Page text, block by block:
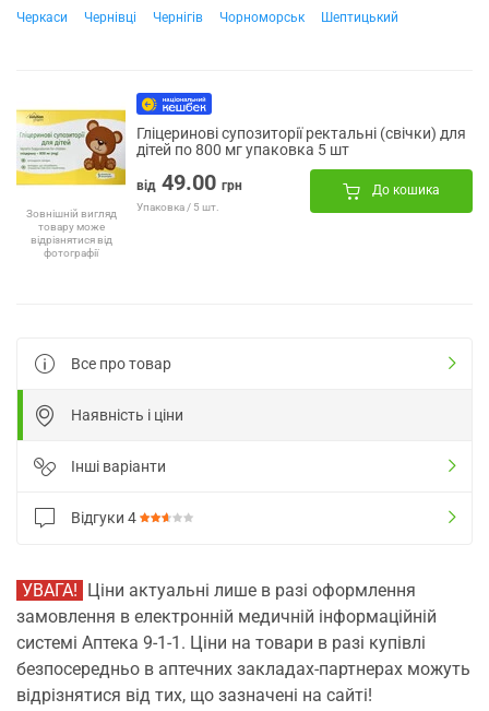
Черкаси
Чернівці Чернігів Чорноморськ Шептицький
Зовнішній вигляд
товару може
відрізнятися від
фотографії
Гліцеринові супозиторії ректальні (свічки) для
дітей по 800 мг упаковка 5 шт
від 49.00 грн
Упаковка / 5 шт.
До кошика
Все про товар
Наявність і ціни
Інші варіанти
Відгуки 4
УВАГА! Ціни актуальні лише в разі оформлення
замовлення в електронній медичній інформаційній
системі Аптека 9-1-1. Ціни на товари в разі купівлі
безпосередньо в аптечних закладах-партнерах можуть
відрізнятися від тих, що зазначені на сайті!